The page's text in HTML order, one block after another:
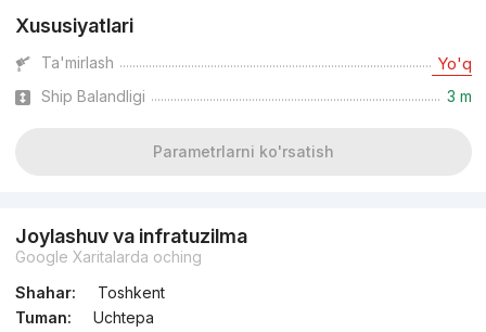
Xususiyatlari
Ta'mirlash Yo'q
Ship Balandligi 3 m
Parametrlarni ko'rsatish
Joylashuv va infratuzilma
Google Xaritalarda oching
Shahar:
Toshkent
Tuman:
Uchtepa